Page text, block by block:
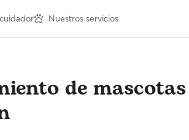
Nuestros servicios
de mascotas